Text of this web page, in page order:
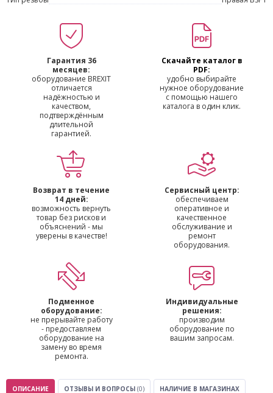
Гарантия 36
месяцев:
оборудование BREXIT
отличается
надёжностью и
качеством,
подтверждённым
длительной
гарантией.
Скачайте каталог в
PDF:
удобно выбирайте
нужное оборудование
с помощью нашего
каталога в один клик.
Возврат в течение
14 дней:
возможность вернуть
товар без рисков и
объяснений - мы
уверены в качестве!
Сервисный центр:
обеспечиваем
оперативное и
качественное
обслуживание и
ремонт
оборудования.
Подменное
оборудование:
не прерывайте работу
- предоставляем
оборудование на
замену во время
ремонта.
Индивидуальные
решения:
производим
оборудование по
вашим запросам.
ОПИСАНИЕ ОТЗЫВЫ И ВОПРОСЫ (0) НАЛИЧИЕ В МАГАЗИНАХ